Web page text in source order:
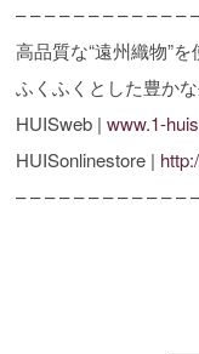
– – – – – – – – – – – –
高品質な“遠州織物”
ふくふくとした豊か
HUISweb |www.1-
HUISonlinestore |
– – – – – – – – – – – –